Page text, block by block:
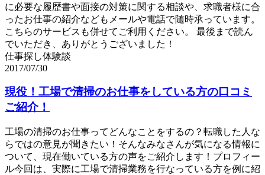
に必要な履歴書や面接の対策に関する相談や、求職者様に合
ったお仕事の紹介などもメールや電話で随時承っています。
こちらのサービスも併せてご利用ください。 最後まで読ん
でいただき、ありがとうございました！
仕事探し体験談
2017/07/30
現役！工場で清掃のお仕事をしている方の口コミ
ご紹介！
工場の清掃のお仕事ってどんなことをするの？転職した人な
らではの意見が聞きたい！そんなみなさんが気になる情報に
ついて、現在働いている方の声をご紹介します！プロフィー
ル今回は、実際に工場で清掃業務を行なっている方を例に紹